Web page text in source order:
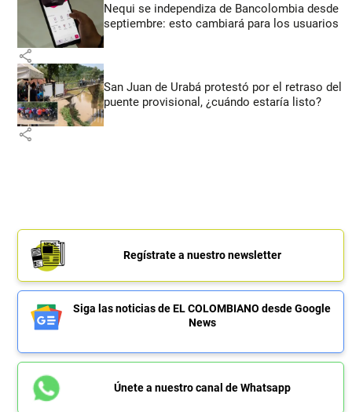
Nequi se independiza de Bancolombia desde
septiembre: esto cambiará para los usuarios
share
San Juan de Urabá protestó por el retraso del
puente provisional, ¿cuándo estaría listo?
share
Regístrate a nuestro newsletter
Siga las noticias de EL COLOMBIANO desde Google
News
Únete a nuestro canal de Whatsapp